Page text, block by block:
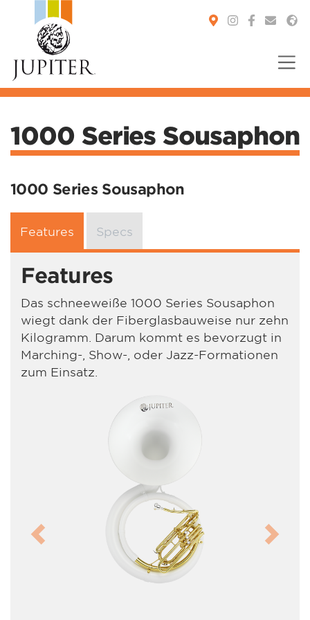
1000 Series Sousaphon
1000 Series Sousaphon
Features Specs
Features
Das schneeweiße 1000 Series Sousaphon
wiegt dank der Fiberglasbauweise nur zehn
Kilogramm. Darum kommt es bevorzugt in
Marching-, Show-, oder Jazz-Formationen
zum Einsatz.
Previous Next